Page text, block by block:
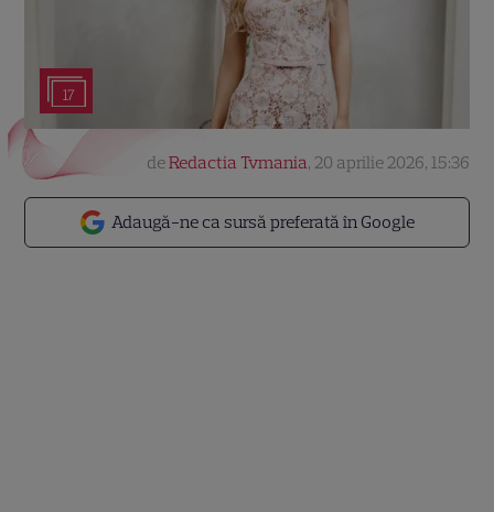
17
Adaugă-ne ca sursă preferată în Google
deRedactia Tvmania, 20 aprilie 2026, 15:36